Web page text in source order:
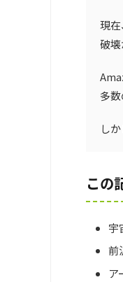
現
破壊
多
し
この
宇
前
ア